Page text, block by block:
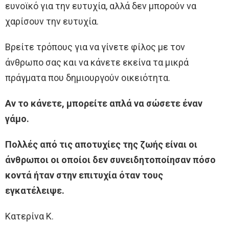
ευνοϊκό για την ευτυχία, αλλά δεν μπορούν να
χαρίσουν την ευτυχία.
Βρείτε τρόπους για να γίνετε φίλος με τον
άνθρωπο σας και να κάνετε εκείνα τα μικρά
πράγματα που δημιουργούν οικειότητα.
Αν το κάνετε, μπορείτε απλά να σώσετε έναν
γάμο.
Πολλές από τις αποτυχίες της ζωής είναι οι
άνθρωποι οι οποίοι δεν συνειδητοποίησαν πόσο
κοντά ήταν στην επιτυχία όταν τους
εγκατέλειψε.
Κατερίνα Κ.